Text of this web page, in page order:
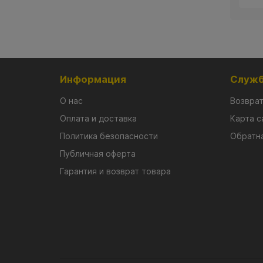
Информация
О нас
Оплата и доставка
Политика безопасности
Публичная оферта
Гарантия и возврат товара
Карта